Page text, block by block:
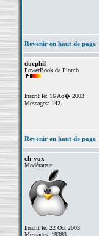
Revenir en haut de page
docphil
PowerBook de Plomb
Inscrit le: 16 Ao� 2003
Messages: 142
Revenir en haut de page
ch-vox
Modérateur
Inscrit le: 22 Oct 2003
Messages: 19383